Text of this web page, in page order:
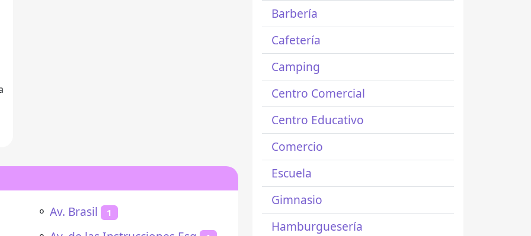
⚬ Av. Brasil 1
Barbería
Cafetería
Camping
Centro Comercial
Centro Educativo
Comercio
Escuela
Gimnasio
Hamburguesería